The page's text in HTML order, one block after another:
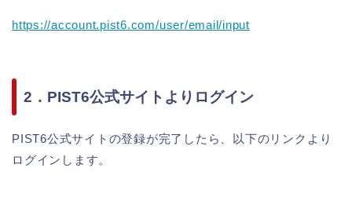
https://account.pist6.com/user/email/input
2．PIST6公式サイトよりログイン
PIST6公式サイトの登録が完了したら、以下のリンクより
ログインします。